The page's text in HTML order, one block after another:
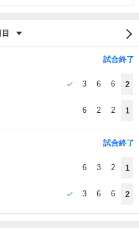
試合終了
3 6 6 2
6 2 2 1
試合終了
6 3 2 1
3 6 6 2